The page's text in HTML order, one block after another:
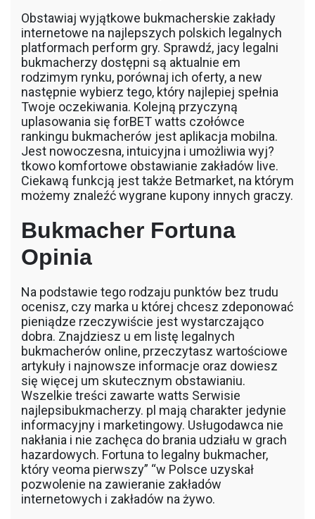
Obstawiaj wyjątkowe bukmacherskie zakłady
internetowe na najlepszych polskich legalnych
platformach perform gry. Sprawdź, jacy legalni
bukmacherzy dostępni są aktualnie em
rodzimym rynku, porównaj ich oferty, a new
następnie wybierz tego, który najlepiej spełnia
Twoje oczekiwania. Kolejną przyczyną
uplasowania się forBET watts czołówce
rankingu bukmacherów jest aplikacja mobilna.
Jest nowoczesna, intuicyjna i umożliwia wyj?
tkowo komfortowe obstawianie zakładów live.
Ciekawą funkcją jest także Betmarket, na którym
możemy znaleźć wygrane kupony innych graczy.
Bukmacher Fortuna
Opinia
Na podstawie tego rodzaju punktów bez trudu
ocenisz, czy marka u której chcesz zdeponować
pieniądze rzeczywiście jest wystarczająco
dobra. Znajdziesz u em listę legalnych
bukmacherów online, przeczytasz wartościowe
artykuły i najnowsze informacje oraz dowiesz
się więcej um skutecznym obstawianiu.
Wszelkie treści zawarte watts Serwisie
najlepsibukmacherzy. pl mają charakter jedynie
informacyjny i marketingowy. Usługodawca nie
nakłania i nie zachęca do brania udziału w grach
hazardowych. Fortuna to legalny bukmacher,
który veoma pierwszy” “w Polsce uzyskał
pozwolenie na zawieranie zakładów
internetowych i zakładów na żywo.